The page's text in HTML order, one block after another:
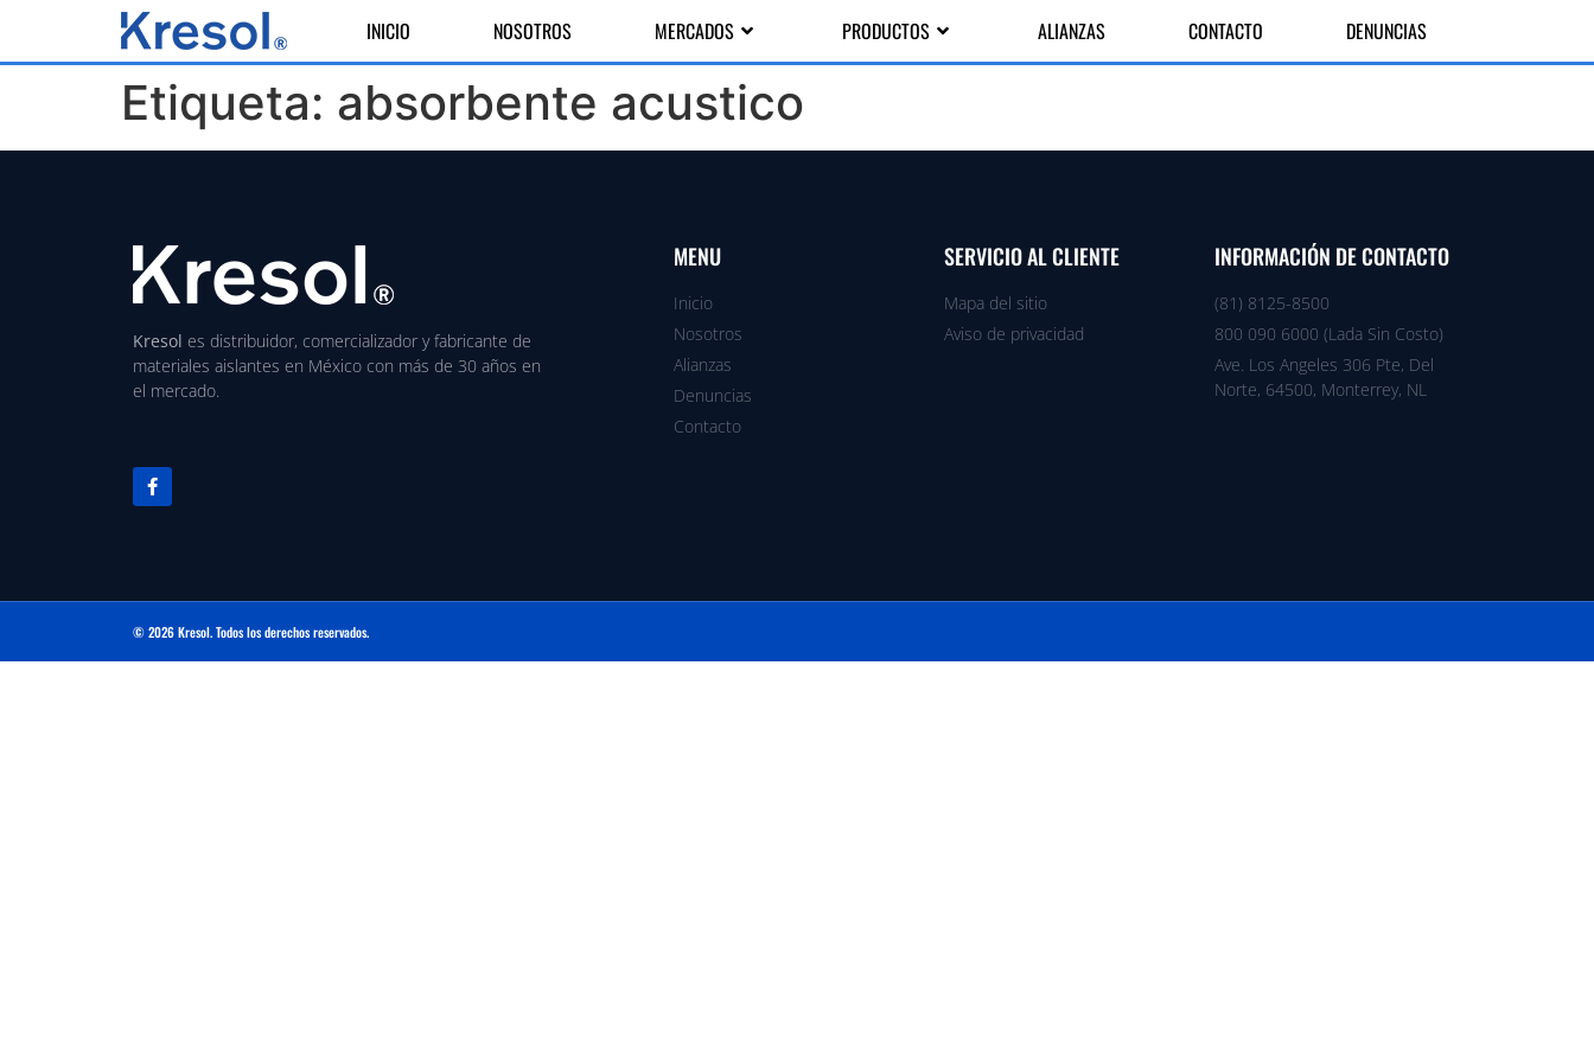
INICIO NOSOTROS MERCADOS PRODUCTOS ALIANZAS CONTACTO DENUNCIAS
Etiqueta: absorbente acustico
Kresol es distribuidor, comercializador y fabricante de
materiales aislantes en México con más de 30 años en
el mercado.
MENU
Inicio
Nosotros
Alianzas
Denuncias
Contacto
SERVICIO AL CLIENTE
Mapa del sitio
Aviso de privacidad
INFORMACIÓN DE CONTACTO
(81) 8125-8500
800 090 6000 (Lada Sin Costo)
Ave. Los Angeles 306 Pte, Del
Norte, 64500, Monterrey, NL
© 2026 Kresol. Todos los derechos reservados.